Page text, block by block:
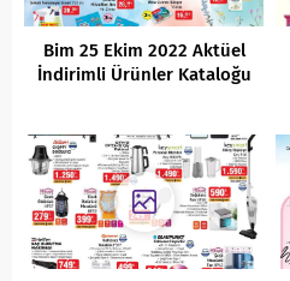
Bim 25 Ekim 2022 Aktüel
İndirimli Ürünler Kataloğu